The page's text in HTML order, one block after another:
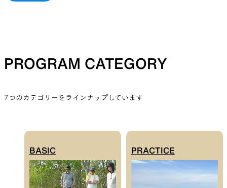
PROGRAM CATEGORY
7つのカテゴリーをラインナップしています
BASIC PRACTICE